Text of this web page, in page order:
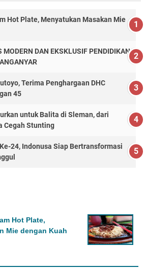
Hot Plate, Menyatukan Masakan Mie
MODERN DAN EKSKLUSIF PENDIDIKAN
Terima Penghargaan DHC
45
untuk Balita di Sleman, dari
Cegah Stunting
24, Indonusa Siap Bertransformasi
Hot Plate,
Mie dengan Kuah